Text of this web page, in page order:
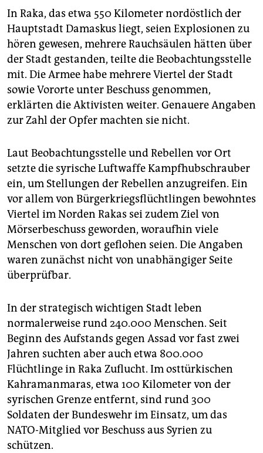
In Raka, das etwa 550 Kilometer nordöstlich der
Hauptstadt Damaskus liegt, seien Explosionen zu
hören gewesen, mehrere Rauchsäulen hätten über
der Stadt gestanden, teilte die Beobachtungsstelle
mit. Die Armee habe mehrere Viertel der Stadt
sowie Vororte unter Beschuss genommen,
erklärten die Aktivisten weiter. Genauere Angaben
zur Zahl der Opfer machten sie nicht.
Laut Beobachtungsstelle und Rebellen vor Ort
setzte die syrische Luftwaffe Kampfhubschrauber
ein, um Stellungen der Rebellen anzugreifen. Ein
vor allem von Bürgerkriegsflüchtlingen bewohntes
Viertel im Norden Rakas sei zudem Ziel von
Mörserbeschuss geworden, woraufhin viele
Menschen von dort geflohen seien. Die Angaben
waren zunächst nicht von unabhängiger Seite
überprüfbar.
In der strategisch wichtigen Stadt leben
normalerweise rund 240.000 Menschen. Seit
Beginn des Aufstands gegen Assad vor fast zwei
Jahren suchten aber auch etwa 800.000
Flüchtlinge in Raka Zuflucht. Im osttürkischen
Kahramanmaras, etwa 100 Kilometer von der
syrischen Grenze entfernt, sind rund 300
Soldaten der Bundeswehr im Einsatz, um das
NATO-Mitglied vor Beschuss aus Syrien zu
schützen.